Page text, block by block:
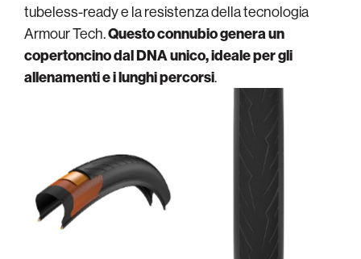
tubeless-ready e la resistenza della tecnologia
Armour Tech.Questo connubio genera un
copertoncino dal DNA unico, ideale per gli
allenamenti e i lunghi percorsi.